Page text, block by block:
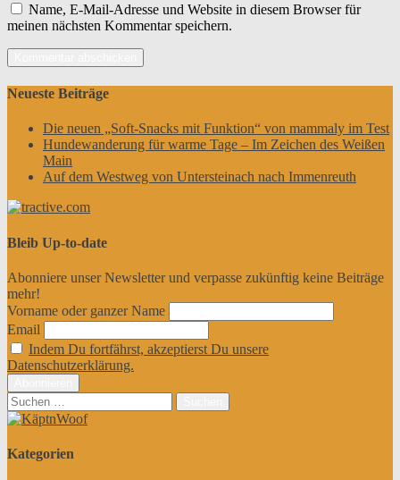
Name, E-Mail-Adresse und Website in diesem Browser für
meinen nächsten Kommentar speichern.
Neueste Beiträge
Die neuen „Soft-Snacks mit Funktion“ von mammaly im Test
Hundewanderung für warme Tage – Im Zeichen des Weißen
Main
Auf dem Westweg von Untersteinach nach Immenreuth
Bleib Up-to-date
Abonniere unser Newsletter und verpasse zukünftig keine Beiträge
mehr!
Vorname oder ganzer Name
Email
Indem Du fortfährst, akzeptierst Du unsere
Datenschutzerklärung.
Suchen
nach:
Kategorien